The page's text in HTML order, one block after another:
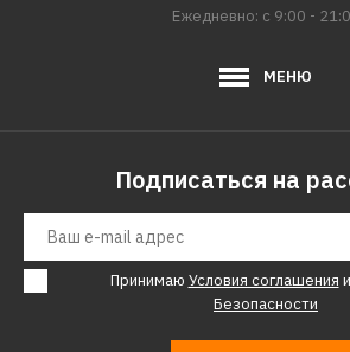
Ежедневно: с 9:00 -
МЕНЮ
Подписаться на
Принимаю Условия соглашения и
Безопасности